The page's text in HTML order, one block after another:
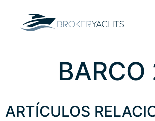
BARCO
ARTÍCULOS